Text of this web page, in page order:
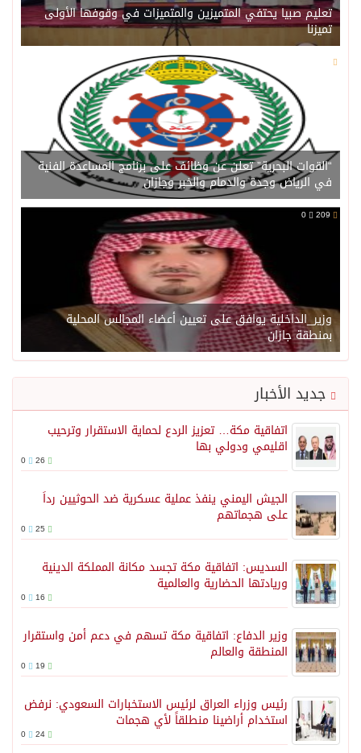
تعليم صبيا يحتفي المتميزين والمتميزات في وقوفها الأولى
تميزنا
“القوات البحرية” تعلن عن وظائف على برنامج المساعدة الفنية
في الرياض وجدة والدمام والخبر وجازان
وزير_الداخلية يوافق على تعيين أعضاء المجالس المحلية
بمنطقة جازان
جديد الأخبار
اتفاقية مكة… تعزيز الردع لحماية الاستقرار وترحيب
اقليمي ودولي بها
الجيش اليمني ينفذ عملية عسكرية ضد الحوثيين رداً
على هجماتهم
السديس: اتفاقية مكة تجسد مكانة المملكة الدينية
وريادتها الحضارية والعالمية
وزير الدفاع: اتفاقية مكة تسهم في دعم أمن واستقرار
المنطقة والعالم
رئيس وزراء العراق لرئيس الاستخبارات السعودي: نرفض
استخدام أراضينا منطلقاً لأي هجمات